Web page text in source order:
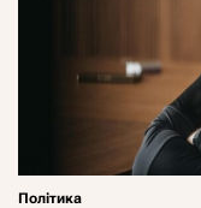
Політика